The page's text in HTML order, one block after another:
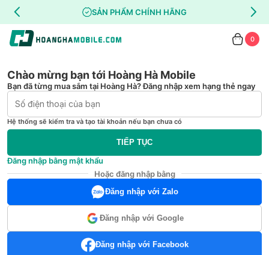
SẢN PHẨM CHÍNH HÃNG
0
Chào mừng bạn tới Hoàng Hà Mobile
Bạn đã từng mua sắm tại Hoàng Hà? Đăng nhập xem hạng thẻ ngay
Hệ thống sẽ kiểm tra và tạo tài khoản nếu bạn chưa có
TIẾP TỤC
Đăng nhập bằng mật khẩu
Hoặc đăng nhập bằng
Đăng nhập với Zalo
Đăng nhập với Google
Đăng nhập với Facebook